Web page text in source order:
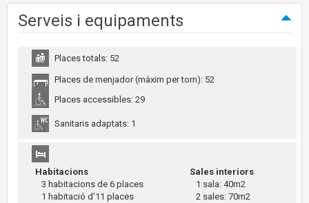
Serveis i equipaments
Places totals: 52
Places de menjador (màxim per torn): 52
Places accessibles: 29
Sanitaris adaptats: 1
Habitacions
3 habitacions de 6 places
1 habitació d'11 places
Sales interiors
1 sala: 40m2
2 sales: 70m2